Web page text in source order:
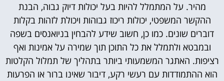
מהיר. על המתמלל להיות בעל יכולות דיוק גבוה, הבנת
ההקשר המשפטי, יכולות ריכוז גבוהות ויכולת לזהות בקלות
דוברים שונים. כמו כן, חשוב שידע להבחין בניואנסים בשפה
ובמבטא ולתמלל את כל התוכן תוך שמירה על אמינות ואף
רציפות. האתגר המשמעותי ביותר בתהליך של תמלול הקלטות
הוא ההתמודדות עם רעשי רקע, דיבור שאינו ברור או הפרעות